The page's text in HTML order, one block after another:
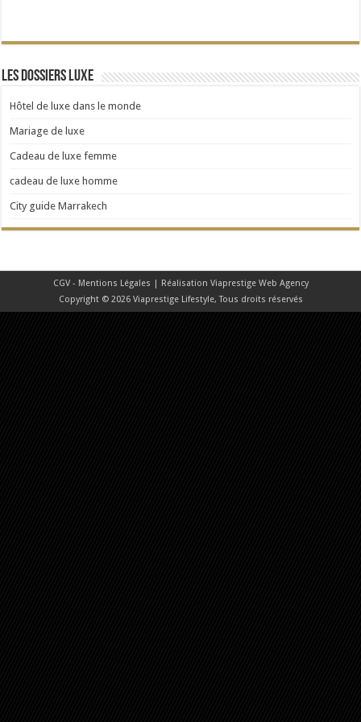
Les dossiers Luxe
Hôtel de luxe dans le monde
Mariage de luxe
Cadeau de luxe femme
cadeau de luxe homme
City guide Marrakech
CGV - Mentions Légales | Réalisation Viaprestige Web Agency
Copyright © 2026 Viaprestige Lifestyle, Tous droits réservés